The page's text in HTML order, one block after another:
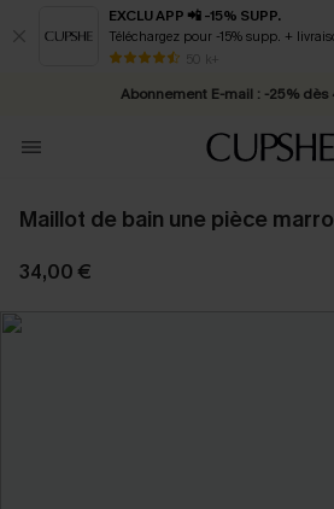
EXCLU APP 📲 -15% SUPP.
Téléchargez pour -15% supp. +
50 k+
* Livraison éclair 2-3 jours
Abonnement E-mail : -25% dès
Maillot de bain une pièce
34,00 €